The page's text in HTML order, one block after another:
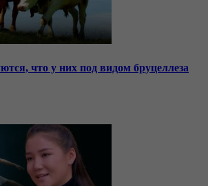
что у них под видом бруцеллеза